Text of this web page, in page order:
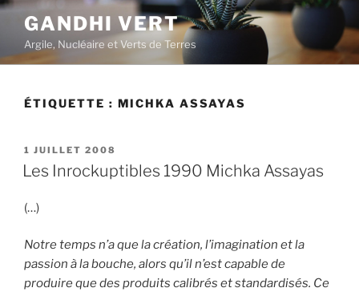
Aller
contenu
principal
GANDHI VERT
Argile, Nucléaire et Verts de Terres
ÉTIQUETTE : MICHKA ASSAYAS
PUBLIÉ
LE
1 JUILLET 2008
Les Inrockuptibles 1990 Michka Assayas
(…)
Notre temps n’a que la création, l’imagination et la
passion à la bouche, alors qu’il n’est capable de
produire que des produits calibrés et standardisés. Ce